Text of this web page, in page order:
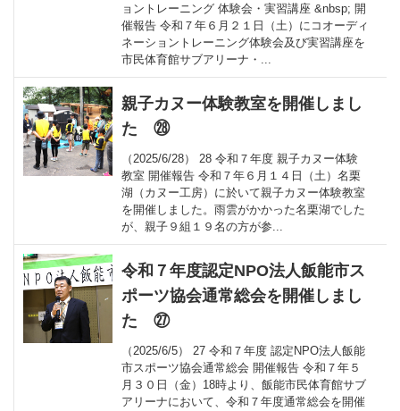
ョントレーニング 体験会・実習講座 &nbsp; 開
催報告 令和７年６月２１日（土）にコオーディ
ネーショントレーニング体験会及び実習講座を
市民体育館サブアリーナ・...
親子カヌー体験教室を開催しまし
た ㉘
（2025/6/28） 28 令和７年度 親子カヌー体験
教室 開催報告 令和７年６月１４日（土）名栗
湖（カヌー工房）に於いて親子カヌー体験教室
を開催しました。雨雲がかかった名栗湖でした
が、親子９組１９名の方が参...
令和７年度認定NPO法人飯能市ス
ポーツ協会通常総会を開催しまし
た ㉗
（2025/6/5） 27 令和７年度 認定NPO法人飯能
市スポーツ協会通常総会 開催報告 令和７年５
月３０日（金）18時より、飯能市民体育館サブ
アリーナにおいて、令和７年度通常総会を開催